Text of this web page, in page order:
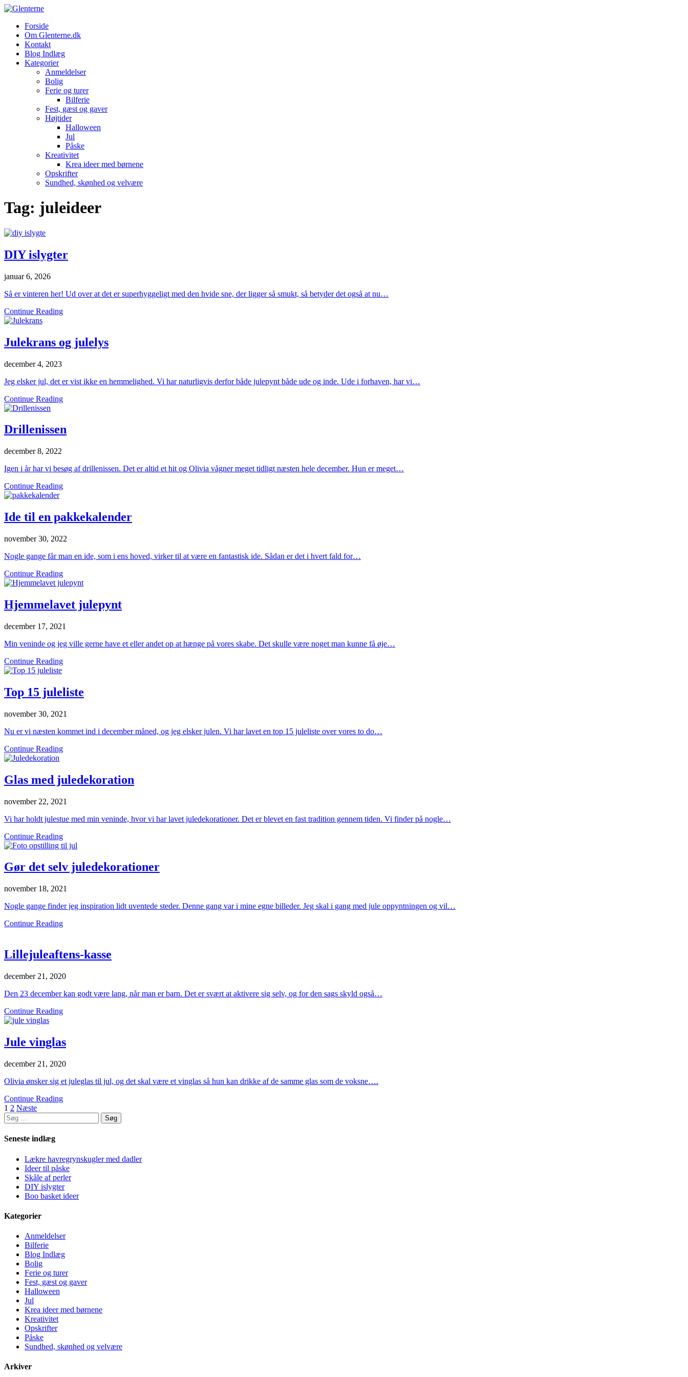
Skip
contentForside
Om Glenterne.dk
Kontakt
Blog Indlæg
Kategorier
Anmeldelser
Bolig
Ferie og turer
Bilferie
Fest, gæst og gaver
Højtider
Halloween
Jul
Påske
Kreativitet
Krea ideer med børnene
Opskrifter
Sundhed, skønhed og velvære
Tag: juleideer
DIY islygter
januar 6, 2026
Så er vinteren her! Ud over at det er superhyggeligt med den hvide sne, der ligger så smukt, så betyder det også at nu…
Continue Reading
Julekrans og julelys
december 4, 2023
Jeg elsker jul, det er vist ikke en hemmelighed. Vi har naturligvis derfor både julepynt både ude og inde. Ude i forhaven, har vi…
Continue Reading
Drillenissen
december 8, 2022
Igen i år har vi besøg af drillenissen. Det er altid et hit og Olivia vågner meget tidligt næsten hele december. Hun er meget…
Continue Reading
Ide til en pakkekalender
november 30, 2022
Nogle gange får man en ide, som i ens hoved, virker til at være en fantastisk ide. Sådan er det i hvert fald for…
Continue Reading
Hjemmelavet julepynt
december 17, 2021
Min veninde og jeg ville gerne have et eller andet op at hænge på vores skabe. Det skulle være noget man kunne få øje…
Continue Reading
Top 15 juleliste
november 30, 2021
Nu er vi næsten kommet ind i december måned, og jeg elsker julen. Vi har lavet en top 15 juleliste over vores to do…
Continue Reading
Glas med juledekoration
november 22, 2021
Vi har holdt julestue med min veninde, hvor vi har lavet juledekorationer. Det er blevet en fast tradition gennem tiden. Vi finder på nogle…
Continue Reading
Gør det selv juledekorationer
november 18, 2021
Nogle gange finder jeg inspiration lidt uventede steder. Denne gang var i mine egne billeder. Jeg skal i gang med jule oppyntningen og vil…
Continue Reading
Lillejuleaftens-kasse
december 21, 2020
Den 23 december kan godt være lang, når man er barn. Det er svært at aktivere sig selv, og for den sags skyld også…
Continue Reading
Jule vinglas
december 21, 2020
Olivia ønsker sig et juleglas til jul, og det skal være et vinglas så hun kan drikke af de samme glas som de voksne….
Continue Reading
Indlægsinddeling
1 2 Næste
Søg
efter:
Seneste indlæg
Lækre havregrynskugler med dadler
Ideer til påske
Skåle af perler
DIY islygter
Boo basket ideer
Kategorier
Anmeldelser
Bilferie
Blog Indlæg
Bolig
Ferie og turer
Fest, gæst og gaver
Halloween
Jul
Krea ideer med børnene
Kreativitet
Opskrifter
Påske
Sundhed, skønhed og velvære
Arkiver